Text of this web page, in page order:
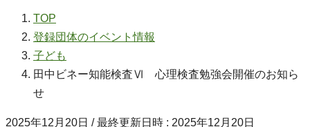
TOP
登録団体のイベント情報
子ども
田中ビネー知能検査Ⅵ 心理検査勉強会開催のお知ら
せ
2025年12月20日 / 最終更新日時 : 2025年12月20日